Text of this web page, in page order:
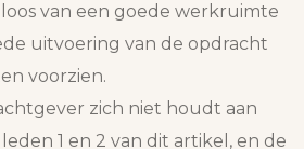
van een goede werkruimte
uitvoering van de opdracht
voorzien.
zich niet houdt aan
1 en 2 van dit artikel, en de